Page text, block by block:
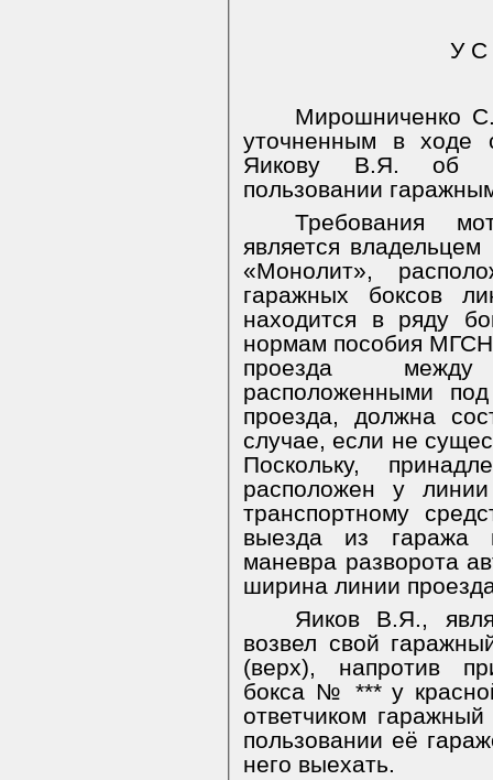
У С
Мирошниченко
уточненным в ходе
Яикову В.Я. об
пользовании
Требования
является владельцем
«Монолит»,
гаражных боксов
находится в ряду
нормам пособия
проезда
расположенными
проезда, должна
случае, если не
Поскольку,
расположен у
транспортному
выезда из гаража
маневра разворота
ширина линии
Яиков В.Я.,
возвел свой
(верх), напротив
бокса № *** у
ответчиком
пользовании её
него выехать.